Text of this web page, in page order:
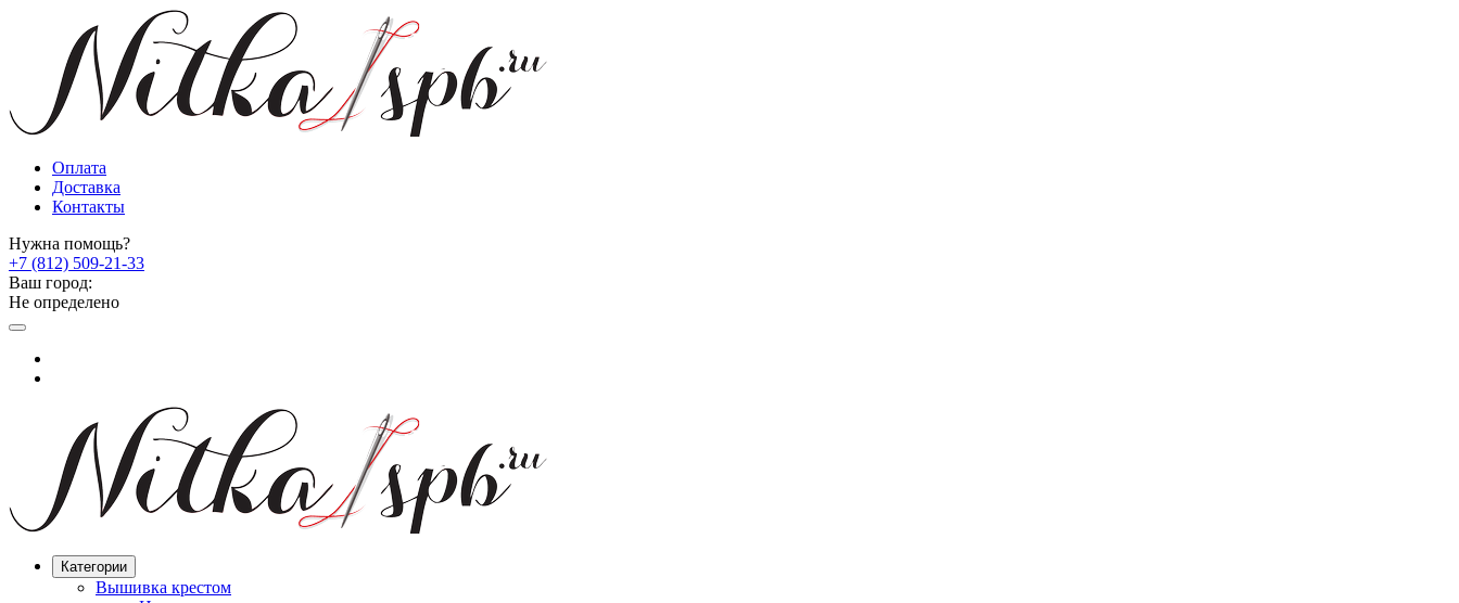
Оплата
Доставка
Контакты
Нужна помощь?
+7 (812) 509-21-33
Ваш город:
Не определено
Категории
Вышивка крестом